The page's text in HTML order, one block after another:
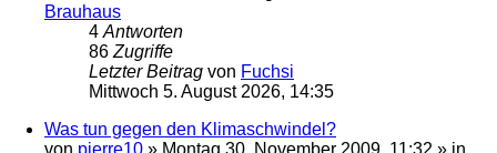
Brauhaus
4 Antworten
86 Zugriffe
Letzter Beitrag von Fuchsi
Mittwoch 5. August 2026, 14:35
Was tun gegen den Klimaschwindel?
von pierre10 » Montag 30. November 2009, 11:32 » in